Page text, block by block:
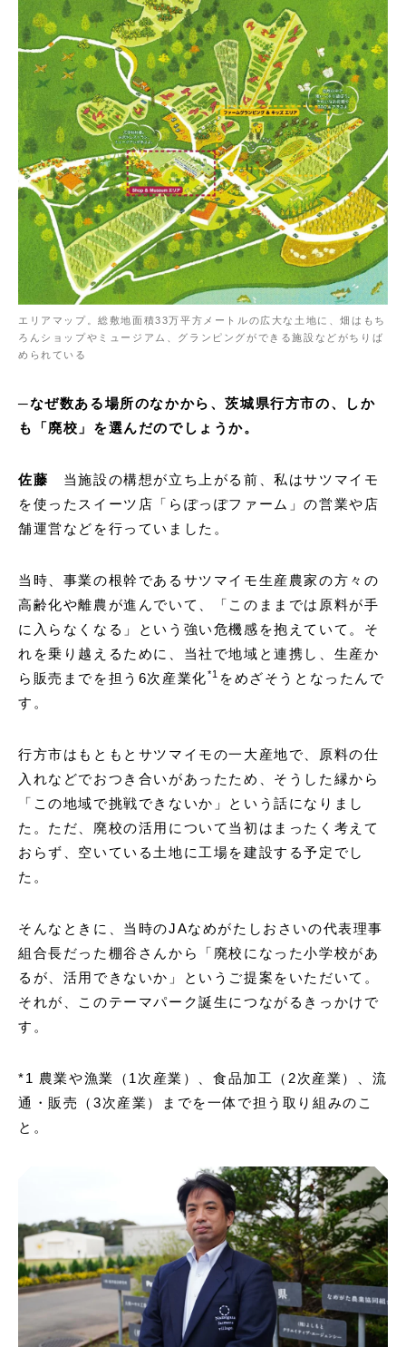
エリアマップ。総敷地面積33万平方メートルの広大な土地に、畑はもち
ろんショップやミュージアム、グランピングができる施設などがちりば
められている
─なぜ数ある場所のなかから、茨城県行方市の、しか
も「廃校」を選んだのでしょうか。
佐藤
当施設の構想が立ち上がる前、私はサツマイモ
を使ったスイーツ店「らぽっぽファーム」の営業や店
舗運営などを行っていました。
当時、事業の根幹であるサツマイモ生産農家の方々の
高齢化や離農が進んでいて、「このままでは原料が手
に入らなくなる」という強い危機感を抱えていて。そ
れを乗り越えるために、当社で地域と連携し、生産か
ら販売までを担う6次産業化*1 をめざそうとなったんで
す。
行方市はもともとサツマイモの一大産地で、原料の仕
入れなどでおつき合いがあったため、そうした縁から
「この地域で挑戦できないか」という話になりまし
た。ただ、廃校の活用について当初はまったく考えて
おらず、空いている土地に工場を建設する予定でし
た。
そんなときに、当時のJAなめがたしおさいの代表理事
組合長だった棚谷さんから「廃校になった小学校があ
るが、活用できないか」というご提案をいただいて。
それが、このテーマパーク誕生につながるきっかけで
す。
*1 農業や漁業（1次産業）、食品加工（2次産業）、流
通・販売（3次産業）までを一体で担う取り組みのこ
と。